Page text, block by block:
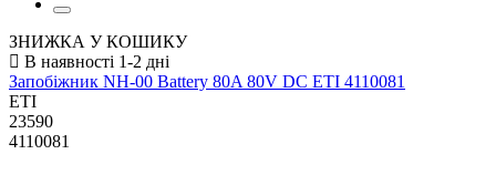
ЗНИЖКА У КОШИКУ
Запобіжник NH-00 Battery 80A 80V DC ETI 4110081
ETI
23590
4110081